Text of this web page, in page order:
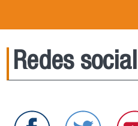
Redes